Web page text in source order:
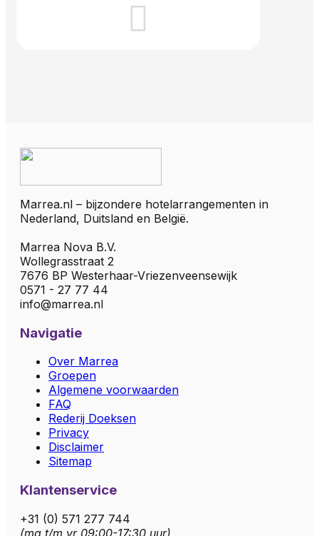
Marrea.nl – bijzondere hotelarrangementen in
Nederland, Duitsland en België.
Marrea Nova B.V.
Wollegrasstraat 2
7676 BP Westerhaar-Vriezenveensewijk
0571 - 27 77 44
info@marrea.nl
Navigatie
Over Marrea
Groepen
Algemene voorwaarden
FAQ
Rederij Doeksen
Privacy
Disclaimer
Sitemap
Klantenservice
+31 (0) 571 277 744
(ma t/m vr 09:00-17:30 uur)